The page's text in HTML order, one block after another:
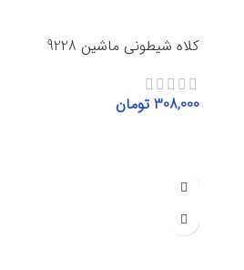
کلاه شیطونی ماشین 9228
308,000 تومان